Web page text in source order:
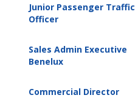
Junior Passenger Traffic
Officer
Sales Admin Executive
Benelux
Commercial Director